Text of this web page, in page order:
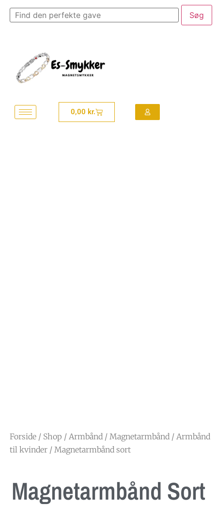
0,00 kr.
Forside / Shop / Armbånd / Magnetarmbånd / Armbånd
til kvinder / Magnetarmbånd sort
Magnetarmbånd Sort